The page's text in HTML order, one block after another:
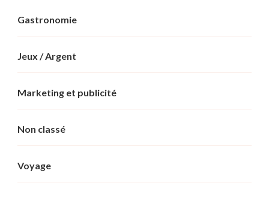
Gastronomie
Jeux / Argent
Marketing et publicité
Non classé
Voyage